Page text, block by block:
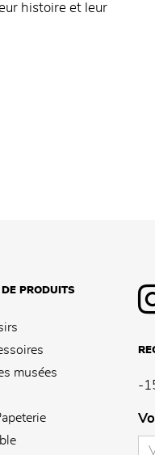
histoire et leur
PRODUITS
musées
-